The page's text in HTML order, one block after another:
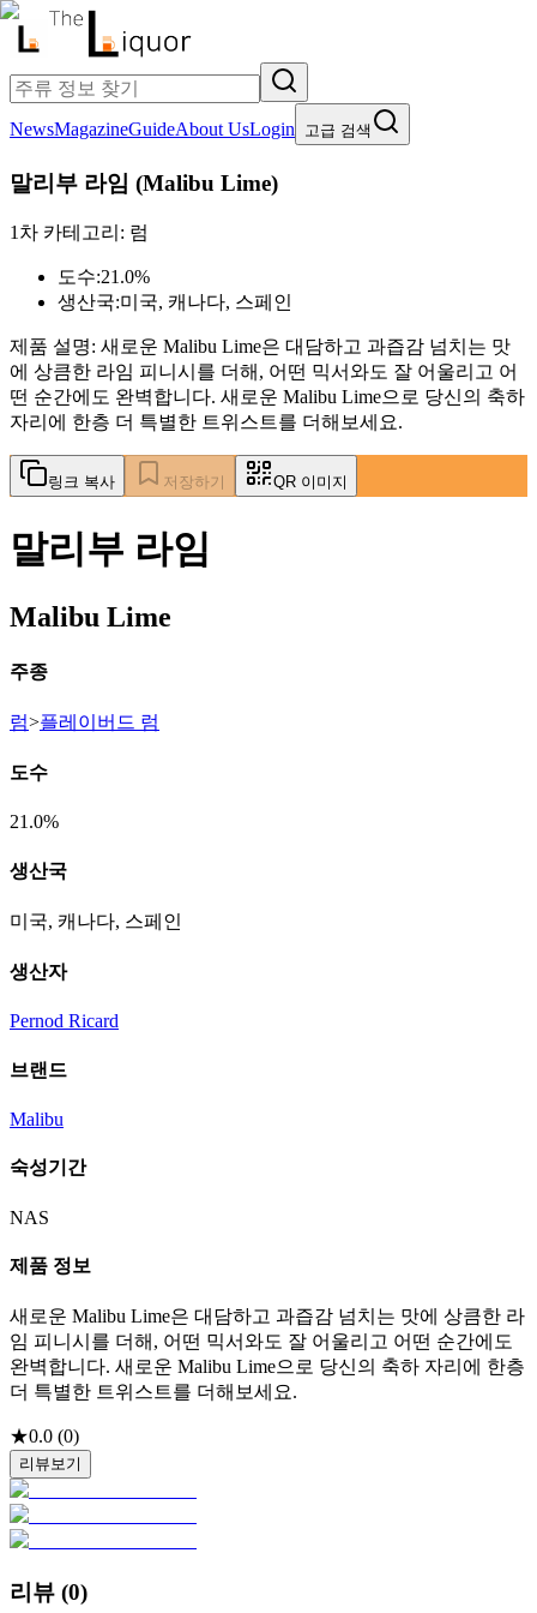
NewsMagazineGuideAbout UsLogin 고급 검색
말리부 라임 (Malibu Lime)
1차 카테고리: 럼
도수:21.0%
생산국:미국, 캐나다, 스페인
제품 설명: 새로운 Malibu Lime은 대담하고 과즙감 넘치는 맛
에 상큼한 라임 피니시를 더해, 어떤 믹서와도 잘 어울리고 어
떤 순간에도 완벽합니다. 새로운 Malibu Lime으로 당신의 축하
자리에 한층 더 특별한 트위스트를 더해보세요.
링크 복사 저장하기 QR 이미지
말리부 라임
Malibu Lime
주종
럼>플레이버드 럼
도수
21.0%
생산국
미국, 캐나다, 스페인
생산자
Pernod Ricard
브랜드
Malibu
숙성기간
NAS
제품 정보
새로운 Malibu Lime은 대담하고 과즙감 넘치는 맛에 상큼한 라
임 피니시를 더해, 어떤 믹서와도 잘 어울리고 어떤 순간에도
완벽합니다. 새로운 Malibu Lime으로 당신의 축하 자리에 한층
더 특별한 트위스트를 더해보세요.
★0.0 (0)
리뷰보기
리뷰 (0)